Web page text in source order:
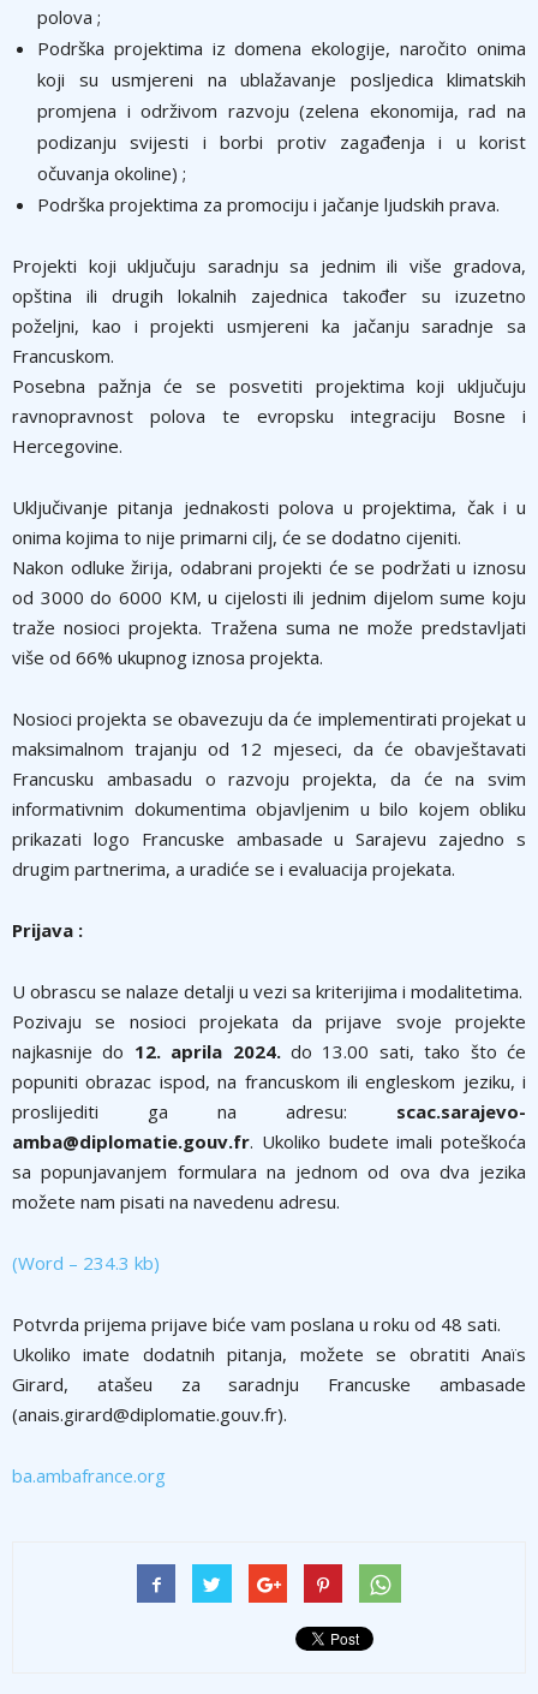
polova ;
Podrška projektima iz domena ekologije, naročito onima
koji su usmjereni na ublažavanje posljedica klimatskih
promjena i održivom razvoju (zelena ekonomija, rad na
podizanju svijesti i borbi protiv zagađenja i u korist
očuvanja okoline) ;
Podrška projektima za promociju i jačanje ljudskih prava.
Projekti koji uključuju saradnju sa jednim ili više gradova,
opština ili drugih lokalnih zajednica također su izuzetno
poželjni, kao i projekti usmjereni ka jačanju saradnje sa
Francuskom.
Posebna pažnja će se posvetiti projektima koji uključuju
ravnopravnost polova te evropsku integraciju Bosne i
Hercegovine.
Uključivanje pitanja jednakosti polova u projektima, čak i u
onima kojima to nije primarni cilj, će se dodatno cijeniti.
Nakon odluke žirija, odabrani projekti će se podržati u iznosu
od 3000 do 6000 KM, u cijelosti ili jednim dijelom sume koju
traže nosioci projekta. Tražena suma ne može predstavljati
više od 66% ukupnog iznosa projekta.
Nosioci projekta se obavezuju da će implementirati projekat u
maksimalnom trajanju od 12 mjeseci, da će obavještavati
Francusku ambasadu o razvoju projekta, da će na svim
informativnim dokumentima objavljenim u bilo kojem obliku
prikazati logo Francuske ambasade u Sarajevu zajedno s
drugim partnerima, a uradiće se i evaluacija projekata.
Prijava :
U obrascu se nalaze detalji u vezi sa kriterijima i modalitetima.
Pozivaju se nosioci projekata da prijave svoje projekte
najkasnije do 12. aprila 2024.do 13.00 sati, tako što će
popuniti obrazac ispod, na francuskom ili engleskom jeziku, i
proslijediti ga na adresu: scac.sarajevo-
amba@diplomatie.gouv.fr. Ukoliko budete imali poteškoća
sa popunjavanjem formulara na jednom od ova dva jezika
možete nam pisati na navedenu adresu.
(Word – 234.3 kb)
Potvrda prijema prijave biće vam poslana u roku od 48 sati.
Ukoliko imate dodatnih pitanja, možete se obratiti Anaïs
Girard, atašeu za saradnju Francuske ambasade
(anais.girard@diplomatie.gouv.fr).
ba.ambafrance.org